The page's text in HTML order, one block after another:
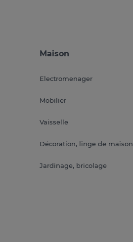
Maison
Electromenager
Mobilier
Vaisselle
Décoration, linge de maison
Jardinage, bricolage